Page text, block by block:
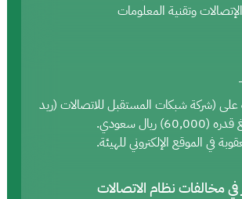
وتقنية المعلومات
(شركة شبكات المستقبل للاتصالات (ريد
ريال سعودي.
في الموقع الإلكتروني للهيئة.
في مخالفات نظام الاتصالات